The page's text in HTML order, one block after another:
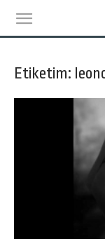
Etiketim: